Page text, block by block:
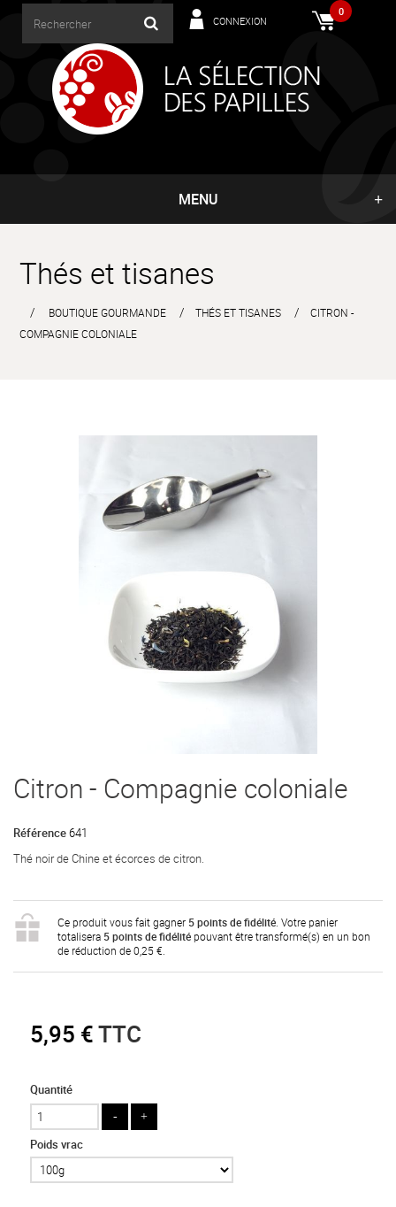
0
CONNEXION
MENU
Thés et tisanes
BOUTIQUE GOURMANDE THÉS ET TISANES
CITRON -
COMPAGNIE COLONIALE
Citron - Compagnie coloniale
Référence641
Thé noir de Chine et écorces de citron.
Ce produit vous fait gagner 5 points de fidélité. Votre panier
totalisera 5 points de fidélité pouvant être transformé(s) en un bon
de réduction de 0,25 €.
5,95 €TTC
Quantité
Poids vrac